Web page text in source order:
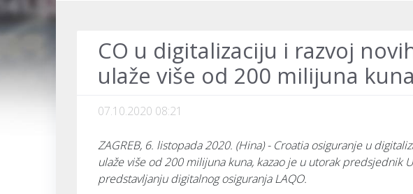
CO u digitalizaciju i razvoj
ulaže više od 200 milijuna kuna
07.10.2020 08:21
ZAGREB, 6. listopada 2020. (Hina) - Croatia osiguranje u
ulaže više od 200 milijuna kuna, kazao je u utorak predsjednik
predstavljanju digitalnog osiguranja LAQO.